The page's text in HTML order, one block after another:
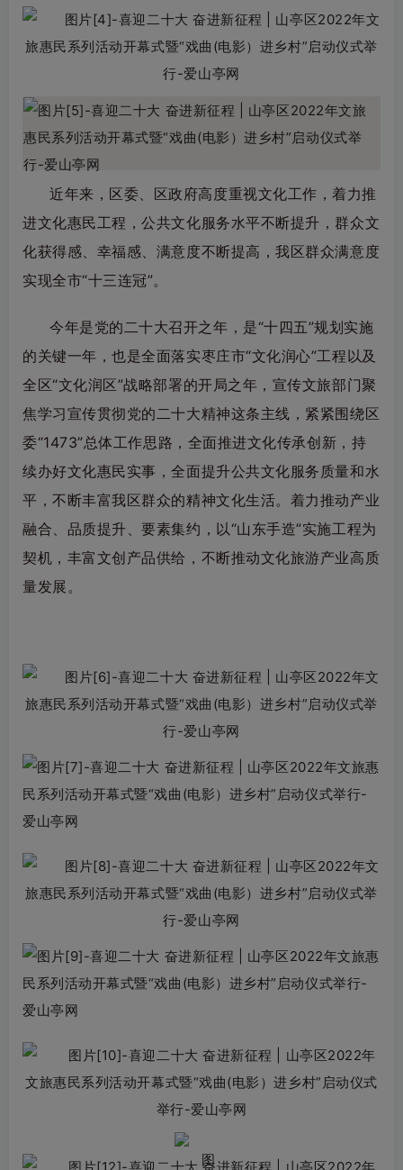
近年来，区委、区政府高度重视文化工作，着力推
进文化惠民工程，公共文化服务水平不断提升，群众文
化获得感、幸福感、满意度不断提高，我区群众满意度
实现全市“十三连冠”。
今年是党的二十大召开之年，是“十四五”规划实施
的关键一年，也是全面落实枣庄市“文化润心”工程以及
全区“文化润区”战略部署的开局之年，宣传文旅部门聚
焦学习宣传贯彻党的二十大精神这条主线，紧紧围绕区
委“1473”总体工作思路，全面推进文化传承创新，持
续办好文化惠民实事，全面提升公共文化服务质量和水
平，不断丰富我区群众的精神文化生活。着力推动产业
融合、品质提升、要素集约，以“山东手造”实施工程为
契机，丰富文创产品供给，不断推动文化旅游产业高质
量发展。